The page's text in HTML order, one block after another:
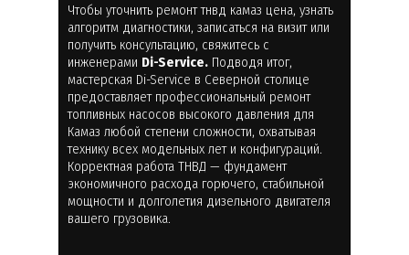
Чтобы уточнить ремонт тнвд камаз цена, узнать
алгоритм диагностики, записаться на визит или
получить консультацию, свяжитесь с
инженерами Di-Service. Подводя итог,
мастерская Di-Service в Северной столице
предоставляет профессиональный ремонт
топливных насосов высокого давления для
Камаз любой степени сложности, охватывая
технику всех модельных лет и конфигураций.
Корректная работа ТНВД — фундамент
экономичного расхода горючего, стабильной
мощности и долголетия дизельного двигателя
вашего грузовика.